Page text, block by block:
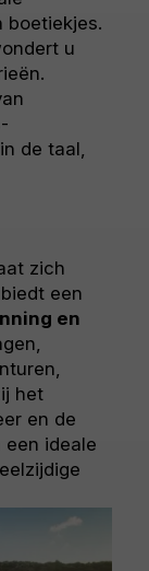
boetiekjes.
u
de taal,
zich
een
en
het
en de
ideale